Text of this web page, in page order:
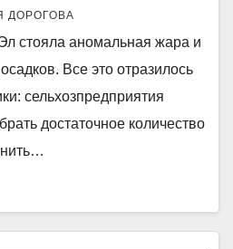
ДОРОГОВА
стояла аномальная жара и
Все это отразилось
сельхозпредприятия
достаточное количество